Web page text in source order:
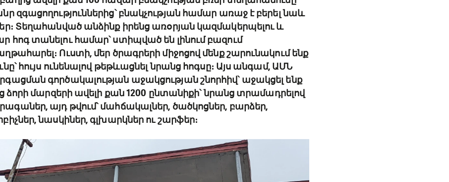
զգացողություններից՝ բնակչության համար առաջ է բերել նաև
Տեղահանված անձինք իրենց առօրյան կազմակերպելու և
հոգ տանելու համար՝ ստիպված են լինում բազում
Ուստի, մեր ծրագրերի միջոցով մենք շարունակում ենք
հույս ունենալով թեթևացնել նրանց հոգսը։ Այս անգամ, ԱՄՆ
գործակալության աջակցության շնորհիվ՝ աջակցել ենք
ձորի մարզերի ավելի քան 1200 ընտանիքի՝ նրանց տրամադրելով
այդ թվում՝ մահճակալներ, ծածկոցներ, բարձեր,
նասկիներ, գլխարկներ ու շարֆեր։